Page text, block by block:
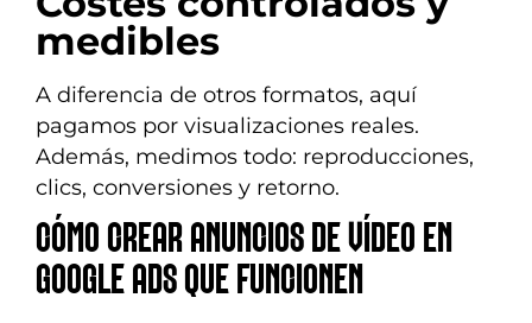
medibles
A diferencia de otros formatos, aquí
pagamos por visualizaciones reales.
Además, medimos todo: reproducciones,
clics, conversiones y retorno.
CÓMO CREAR ANUNCIOS DE VÍDEO EN
GOOGLE ADS QUE FUNCIONEN